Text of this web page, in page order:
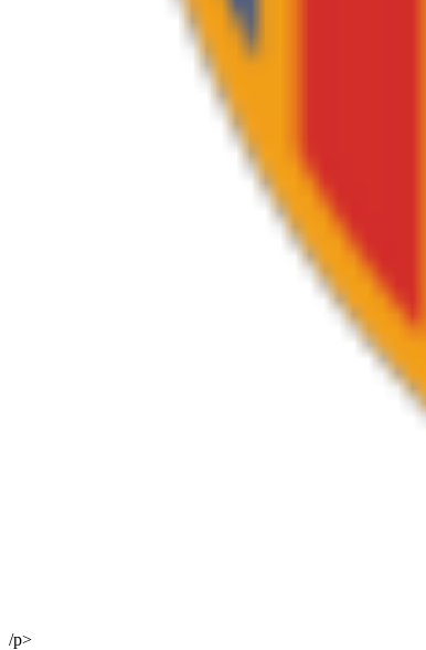
/p>